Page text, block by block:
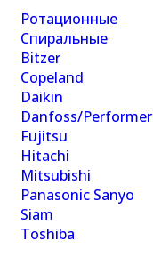
Ротационные
Спиральные
Bitzer
Copeland
Daikin
Danfoss/Performer
Fujitsu
Hitachi
Mitsubishi
Panasonic Sanyo
Siam
Toshiba